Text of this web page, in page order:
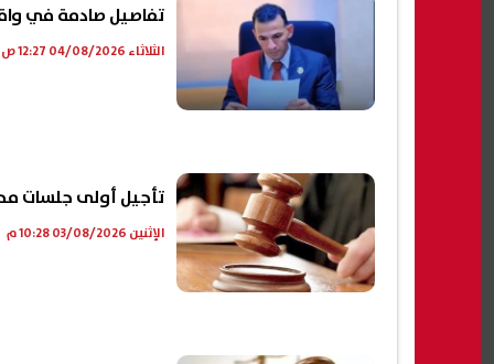
تفاصيل صادمة في
الثلاثاء 04/08/2026 12:27 ص
تأجيل أولى جلسات
الإثنين 03/08/2026 10:28 م